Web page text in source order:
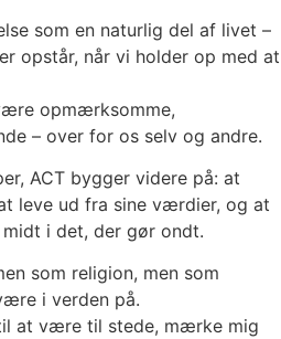
som en naturlig del af livet –
opstår, når vi holder op med at
opmærksomme,
– over for os selv og andre.
ACT bygger videre på: at
leve ud fra sine værdier, og at
i det, der gør ondt.
som religion, men som
i verden på.
at være til stede, mærke mig